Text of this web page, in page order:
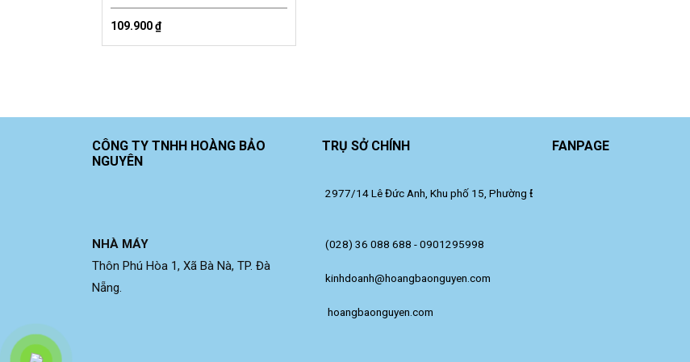
109.900₫
CÔNG TY TNHH HOÀNG BẢO
NGUYÊN
NHÀ MÁY
Thôn Phú Hòa 1, Xã Bà Nà, TP. Đà
Nẵng.
TRỤ SỞ CHÍNH
2977/14 Lê Đức Anh, Khu phố 15, Phường Đông Hưng Thuận, TP. Hồ Chí Minh.
(028) 36 088 688 - 0901295998
kinhdoanh@hoangbaonguyen.com
hoangbaonguyen.com
FANPAGE